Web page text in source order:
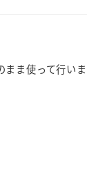
ま使って行い
大学 ３